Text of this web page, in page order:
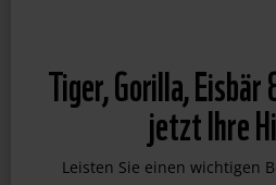
Tiger, Gorilla, Eisbär
jetzt Ihre